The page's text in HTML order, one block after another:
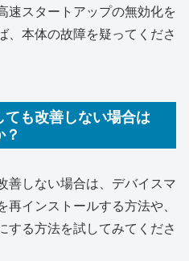
速スタートアップの無効化を
、本体の故障を疑ってくださ
ても改善しない場合は
善しない場合は、デバイスマ
インストールする方法や、
する方法を試してみてくださ